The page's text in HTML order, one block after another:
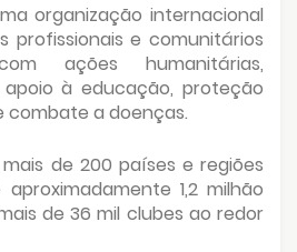
organização internacional
profissionais e comunitários
ações humanitárias,
à educação, proteção
combate a doenças.
de 200 países e regiões
1,2 milhão
de 36 mil clubes ao redor